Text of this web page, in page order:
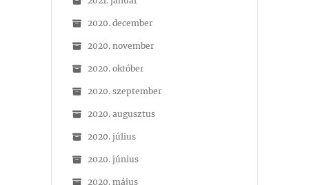
2020. december
2020. november
2020. október
2020. szeptember
2020. augusztus
2020. július
2020. június
2020. május